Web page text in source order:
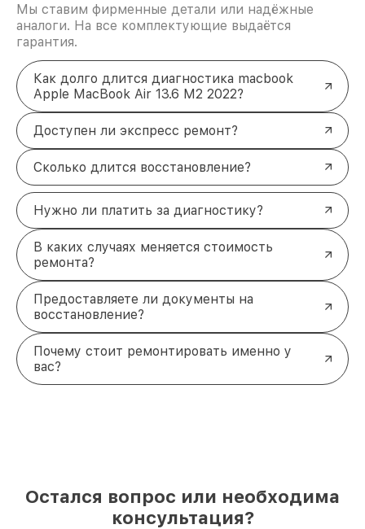
Мы ставим фирменные детали или надёжные
аналоги. На все комплектующие выдаётся
гарантия.
Как долго длится диагностика macbook
Apple MacBook Air 13.6 M2 2022?
Доступен ли экспресс ремонт?
Сколько длится восстановление?
Нужно ли платить за диагностику?
В каких случаях меняется стоимость
ремонта?
Предоставляете ли документы на
восстановление?
Почему стоит ремонтировать именно у
вас?
Остался вопрос или необходима
консультация?